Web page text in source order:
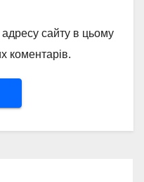
сайту в цьому
коментарів.